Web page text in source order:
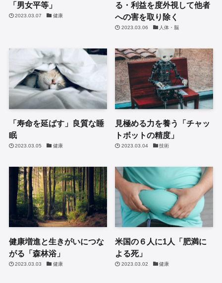
「男女平等」
2023.03.07 健康
る・利益を度外視して他者
への害を取り除く
2023.03.06 人体・脳
「寿命を延ばす」良質な睡
眠
2023.03.05 健康
見極める力を養う「チャッ
トボットの精度」
2023.03.04 技術
健康増進と生きがいにつな
がる「森林浴」
2023.03.03 健康
米国の６人に1人「肥満に
よる死」
2023.03.02 健康